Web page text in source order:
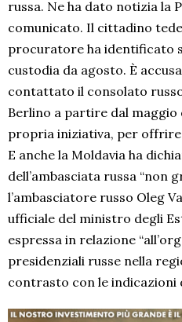
russa. Ne ha dato notizia la
comunicato. Il cittadino
procuratore ha identificato
custodia da agosto. È
contattato il consolato russo
Berlino a partire dal maggio
propria iniziativa, per
E anche la Moldavia ha
dell’ambasciata russa “non
l’ambasciatore russo Oleg
ufficiale del ministro degli
espressa in relazione
presidenziali russe nella
contrasto con le indicazioni